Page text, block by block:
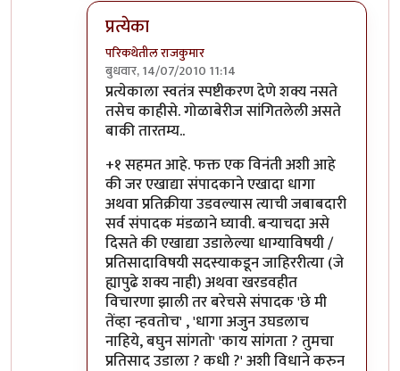
प्रत्येका
परिकथेतील राजकुमार
बुधवार, 14/07/2010 11:14
In reply toXYZ कारणासाठी हा प्रतिसाद
प्रत्येकाला स्वतंत्र स्पष्टीकरण देणे शक्य नसते
तसेच काहीसे. गोळाबेरीज सांगितलेली असते
बाकी तारतम्य..
+१ सहमत आहे. फक्त एक विनंती अशी आहे
की जर एखाद्या संपादकाने एखादा धागा
अथवा प्रतिक्रीया उडवल्यास त्याची जबाबदारी
सर्व संपादक मंडळाने घ्यावी. बर्‍याचदा असे
दिसते की एखाद्या उडालेल्या धाग्याविषयी /
प्रतिसादाविषयी सदस्याकडून जाहिररीत्या (जे
ह्यापुढे शक्य नाही) अथवा खरडवहीत
विचारणा झाली तर बरेचसे संपादक 'छे मी
तेंव्हा न्हवतोच' , 'धागा अजुन उघडलाच
नाहिये, बघुन सांगतो' 'काय सांगता ? तुमचा
प्रतिसाद उडाला ? कधी ?' अशी विधाने करुन